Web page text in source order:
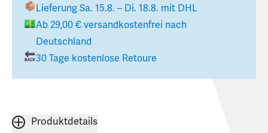
Lieferung Sa. 15.8. – Di. 18.8. mit DHL
Ab 29,00 € versandkostenfrei nach
Deutschland
30 Tage kostenlose Retoure
Produktdetails